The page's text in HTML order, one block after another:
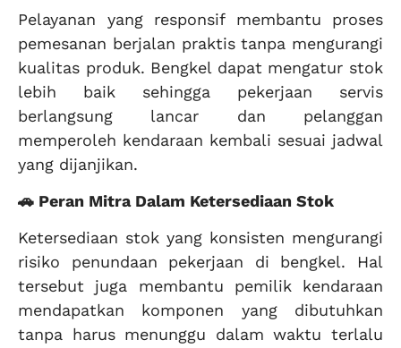
Pelayanan yang responsif membantu proses
pemesanan berjalan praktis tanpa mengurangi
kualitas produk. Bengkel dapat mengatur stok
lebih baik sehingga pekerjaan servis
berlangsung lancar dan pelanggan
memperoleh kendaraan kembali sesuai jadwal
yang dijanjikan.
🚗 Peran Mitra Dalam Ketersediaan Stok
Ketersediaan stok yang konsisten mengurangi
risiko penundaan pekerjaan di bengkel. Hal
tersebut juga membantu pemilik kendaraan
mendapatkan komponen yang dibutuhkan
tanpa harus menunggu dalam waktu terlalu